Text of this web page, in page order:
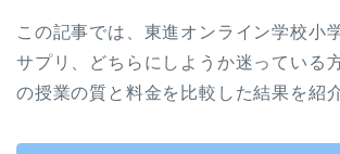
この記事では、東進オンライン学校小
サプリ、どちらにしようか迷っている
の授業の質と料金を比較した結果を紹